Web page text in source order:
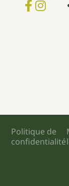
Politique de
confidentialité